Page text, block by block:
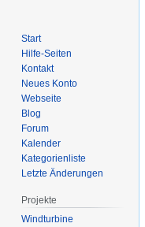
Start
Hilfe-Seiten
Kontakt
Neues Konto
Webseite
Blog
Forum
Kalender
Kategorienliste
Letzte Änderungen
Projekte
Windturbine